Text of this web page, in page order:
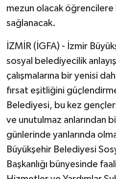
mezun olacak
sağlanacak.
İZMİR (İGFA) - İzmir
sosyal belediyecilik
çalışmalarına bir yenisi
fırsat eşitliğini
Belediyesi, bu kez
ve unutulmaz anlarından
günlerinde yanlarında
Büyükşehir Belediyesi
Başkanlığı bünyesinde